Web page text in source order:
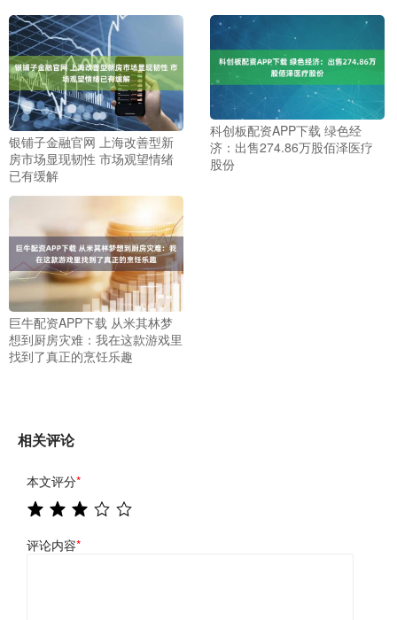
银铺子金融官网 上海改善型新
房市场显现韧性 市场观望情绪
已有缓解
科创板配资APP下载 绿色经
济：出售274.86万股佰泽医疗
股份
巨牛配资APP下载 从米其林梦
想到厨房灾难：我在这款游戏里
找到了真正的烹饪乐趣
相关评论
本文评分*
评论内容*